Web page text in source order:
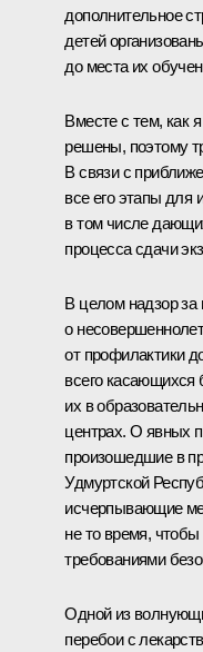
дополнительное
детей
до места их
Вместе с тем, как
решены, поэтому
В связи с
все его этапы
в том числе
процесса сдачи
В целом надзор за
о
от профилактики
всего касающихся
их в
центрах. О явных
произошедшие в
Удмуртской
исчерпывающие
не то время,
требованиями
Одной из
перебои с